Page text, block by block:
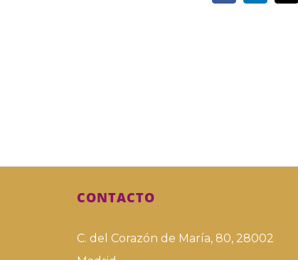
CONTACTO
C. del Corazón de María, 80, 28002